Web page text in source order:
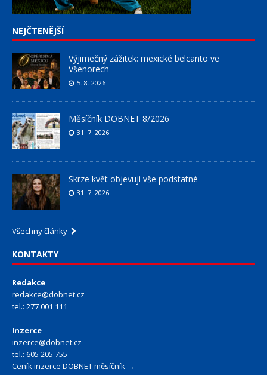
NEJČTENĚJŠÍ
Výjimečný zážitek: mexické belcanto ve
Všenorech
5. 8. 2026
Měsíčník DOBNET 8/2026
31. 7. 2026
Skrze květ objevuji vše podstatné
31. 7. 2026
Všechny články
KONTAKTY
Redakce
redakce@dobnet.cz
tel.: 277 001 111
Inzerce
inzerce@dobnet.cz
tel.: 605 205 755
Ceník inzerce DOBNET měsíčník →